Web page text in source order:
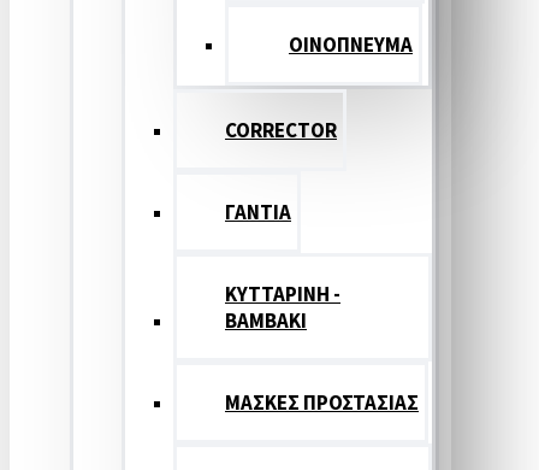
ΟΙΝΟΠΝΕΥΜΑ
CORRECTOR
ΓΑΝΤΙΑ
ΚΥΤΤΑΡΙΝΗ -
ΒΑΜΒΑΚΙ
ΜΑΣΚΕΣ ΠΡΟΣΤΑΣΙΑΣ